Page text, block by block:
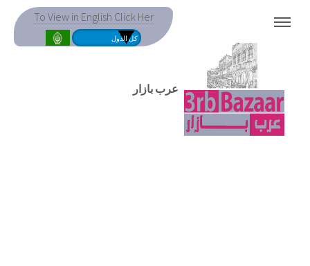
To View in English Click Her
عرب بازار